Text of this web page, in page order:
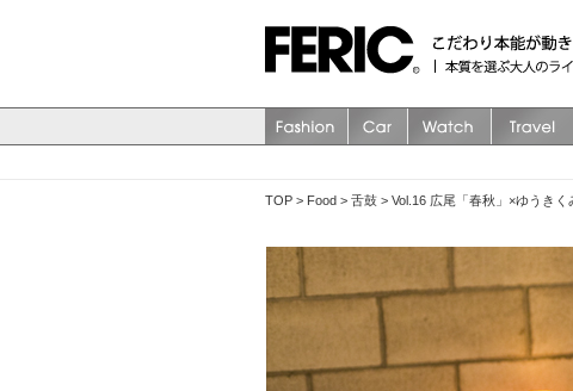
TOP > Food > 舌鼓 > Vol.16 広尾「春秋」×ゆうきく